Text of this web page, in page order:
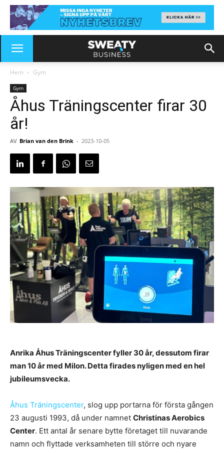
Hem Gym
Gym
Åhus Träningscenter firar 30
år!
AV Brian van den Brink - 2023-10-05
Anrika Åhus Träningscenter fyller 30 år, dessutom firar
man 10 år med Milon. Detta firades nyligen med en hel
jubileumsvecka.
Åhus Träningscenter, slog upp portarna för första gången
23 augusti 1993, då under namnet Christinas Aerobics
Center. Ett antal år senare bytte företaget till nuvarande
namn och flyttade verksamheten till större och nyare